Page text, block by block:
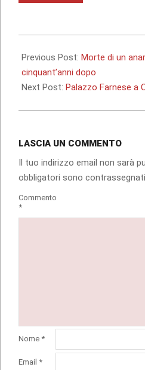
08-
18
Previous Post: Morte di un
cinquant’anni dopo
Next Post: Palazzo Farnese a
LASCIA UN COMMENTO
Il tuo indirizzo email non sarà
obbligatori sono contrassegnati
Commento
*
Nome *
Email *